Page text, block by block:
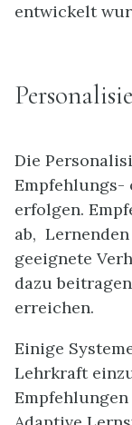
entwickelt
Die
Empfehlungs-
erfolgen.
ab,
geeignete
dazu
erreichen.
Einige
Lehrkraft